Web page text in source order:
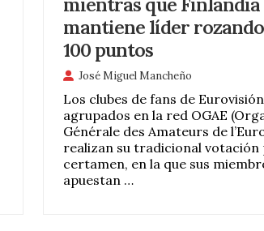
mantiene líder
100 puntos
José Miguel Mancheño
Los clubes de fans de Eurovisión
agrupados en la red OGAE
Générale des Amateurs de
realizan su tradicional votación
certamen, en la que sus
apuestan …